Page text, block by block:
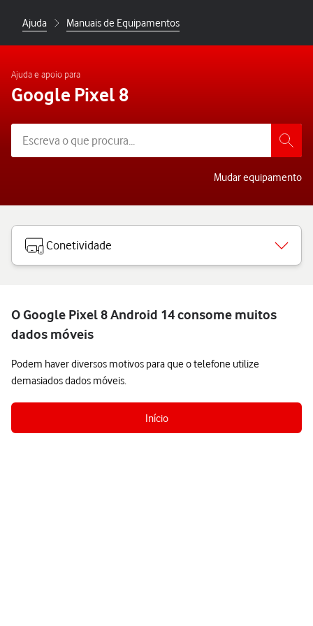
Ajuda Manuais de Equipamentos
Ajuda e apoio para
Google Pixel 8
Mudar equipamento
Conetividade
O Google Pixel 8 Android 14 consome muitos
dados móveis
Podem haver diversos motivos para que o telefone utilize
demasiados dados móveis.
Início